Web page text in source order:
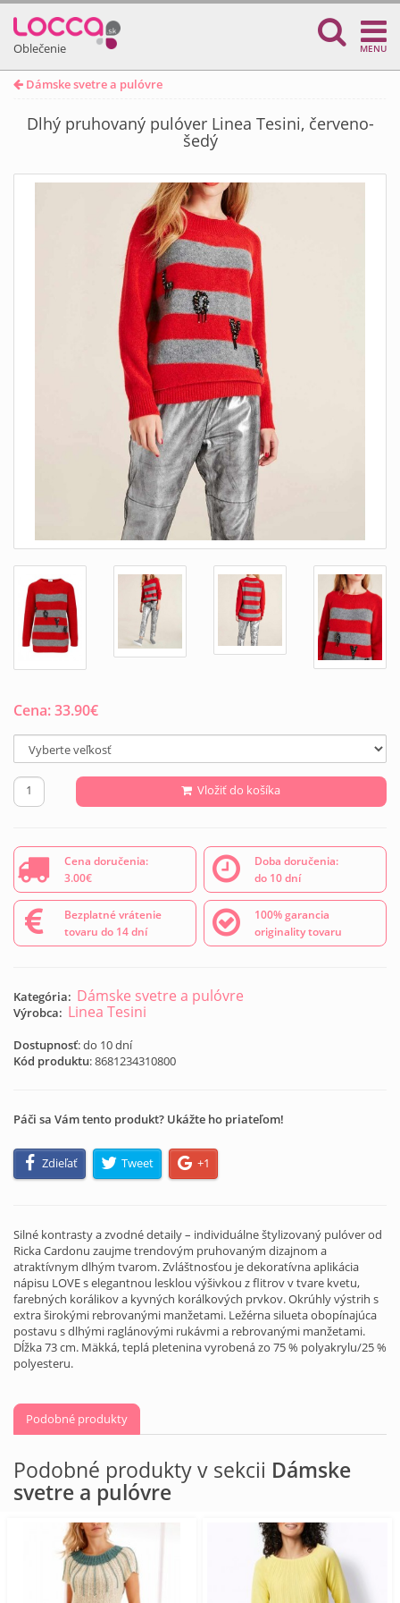
Oblečenie MENU
Dámske svetre a pulóvre
Dlhý pruhovaný pulóver Linea Tesini, červeno-
šedý
Cena:33.90€
Vložiť do košíka
Cena doručenia:
3.00€
Doba doručenia:
do 10 dní
Bezplatné vrátenie
tovaru do 14 dní
100% garancia
originality tovaru
Kategória: Dámske svetre a pulóvre
Výrobca: Linea Tesini
Dostupnosť: do 10 dní
Kód produktu:8681234310800
Páči sa Vám tento produkt? Ukážte ho priateľom!
Zdieľať Tweet +1
Silné kontrasty a zvodné detaily – individuálne štylizovaný pulóver od
Ricka Cardonu zaujme trendovým pruhovaným dizajnom a
atraktívnym dlhým tvarom. Zvláštnosťou je dekoratívna aplikácia
nápisu LOVE s elegantnou lesklou výšivkou z flitrov v tvare kvetu,
farebných korálikov a kyvných korálkových prvkov. Okrúhly výstrih s
extra širokými rebrovanými manžetami. Ležérna silueta obopínajúca
postavu s dlhými raglánovými rukávmi a rebrovanými manžetami.
Dĺžka 73 cm. Mäkká, teplá pletenina vyrobená zo 75 % polyakrylu/25 %
polyesteru.
Podobné produkty
Podobné produkty v sekcii Dámske
svetre a pulóvre